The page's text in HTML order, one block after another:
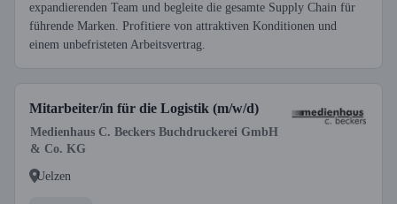
expandierenden Team und begleite die gesamte Supply Chain für
führende Marken. Profitiere von attraktiven Konditionen und
einem unbefristeten Arbeitsvertrag.
Mitarbeiter/in für die Logistik (m/w/d)
Medienhaus C. Beckers Buchdruckerei GmbH
& Co. KG
Uelzen